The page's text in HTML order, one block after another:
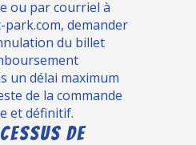
ou par courriel à
demander
du billet
un délai maximum
de la commande
et définitif.
DE